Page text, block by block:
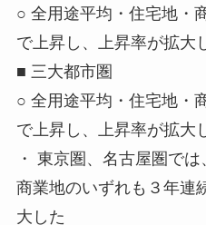
○ 全用途平均・住宅地・
で上昇し、上昇率が拡大
■ 三大都市圏
○ 全用途平均・住宅地・
で上昇し、上昇率が拡大
・ 東京圏、名古屋圏で
商業地のいずれも ３年連
大した